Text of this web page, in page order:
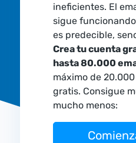
ineficientes. El
sigue
es predecible,
Crea tu cuenta
hasta 80.000
máximo de
gratis. Consigue
mucho menos: